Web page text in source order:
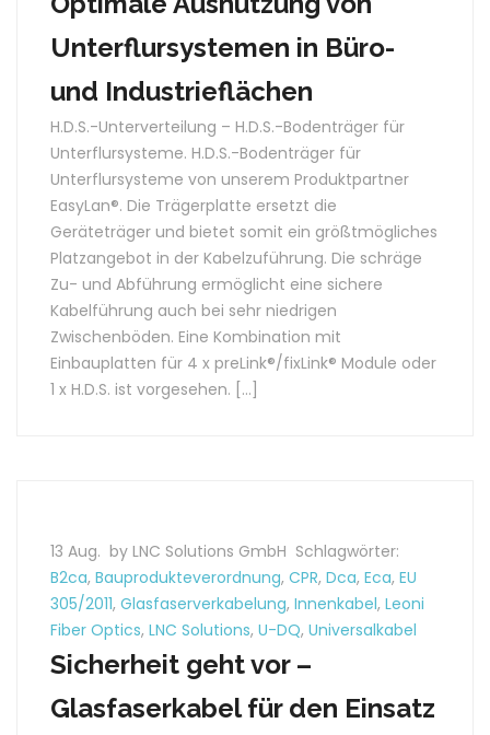
Unterflursystemen in Büro-
und Industrieflächen
H.D.S.-Unterverteilung – H.D.S.-Bodenträger für
Unterflursysteme. H.D.S.-Bodenträger für
Unterflursysteme von unserem Produktpartner
EasyLan®. Die Trägerplatte ersetzt die
Geräteträger und bietet somit ein größtmögliches
Platzangebot in der Kabelzuführung. Die schräge
Zu- und Abführung ermöglicht eine sichere
Kabelführung auch bei sehr niedrigen
Zwischenböden. Eine Kombination mit
Einbauplatten für 4 x preLink®/fixLink® Module oder
1 x H.D.S. ist vorgesehen. […]
13 Aug. by LNC Solutions GmbH Schlagwörter:
B2ca, Bauprodukteverordnung, CPR, Dca, Eca, EU
305/2011, Glasfaserverkabelung, Innenkabel, Leoni
Fiber Optics, LNC Solutions, U-DQ, Universalkabel
Sicherheit geht vor –
Glasfaserkabel für den Einsatz